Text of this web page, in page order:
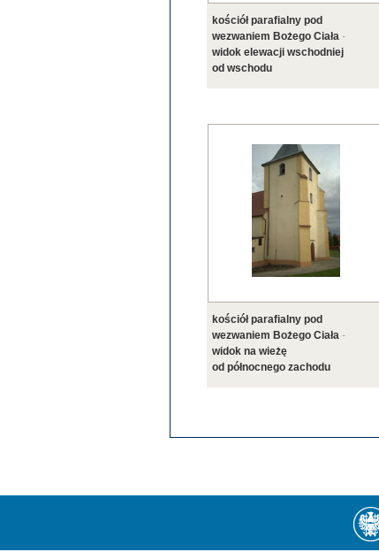
kościół parafialny pod
wezwaniem Bożego Ciała -
widok elewacji wschodniej
od wschodu
kościół parafialny pod
wezwaniem Bożego Ciała -
widok na wieżę
od północnego zachodu